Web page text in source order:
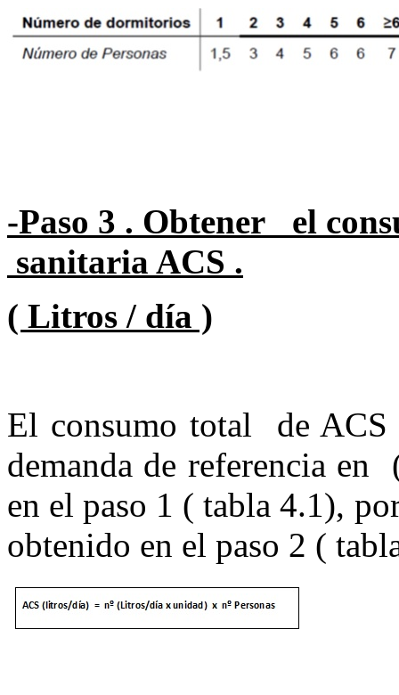
-Paso 3 . Obtener el
sanitaria ACS .
( Litros / día )
El consumo total de ACS
demanda de referencia
en el paso 1 ( tabla 4.1),
obtenido en el paso 2 (